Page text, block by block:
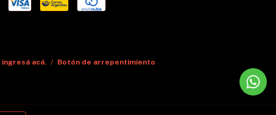
ingresá acá. / Botón de arrepentimiento